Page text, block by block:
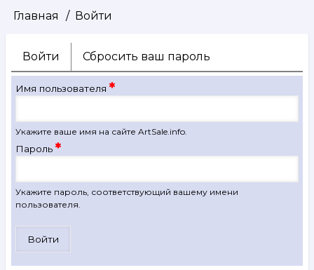
Строка
Главная Войти
Главные
вкладки
Войти
(активная
вкладка)
Сбросить ваш пароль
Имя пользователя
Укажите ваше имя на сайте ArtSale.info.
Пароль
Укажите пароль, соответствующий вашему имени
пользователя.